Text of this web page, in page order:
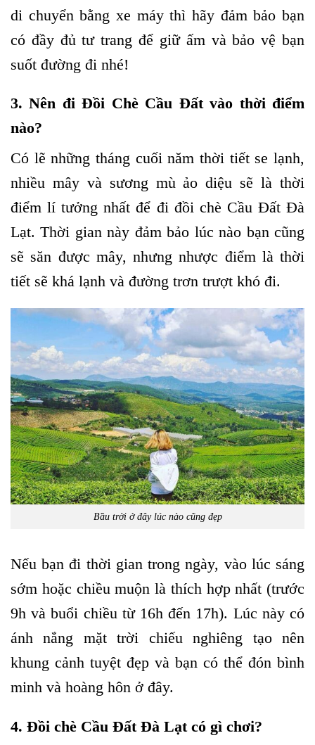
di chuyển bằng xe máy thì hãy đảm bảo bạn
có đầy đủ tư trang để giữ ấm và bảo vệ bạn
suốt đường đi nhé!
3. Nên đi Đồi Chè Cầu Đất vào thời điểm
nào?
Có lẽ những tháng cuối năm thời tiết se lạnh,
nhiều mây và sương mù ảo diệu sẽ là thời
điểm lí tưởng nhất để đi đồi chè Cầu Đất Đà
Lạt. Thời gian này đảm bảo lúc nào bạn cũng
sẽ săn được mây, nhưng nhược điểm là thời
tiết sẽ khá lạnh và đường trơn trượt khó đi.
Bầu trời ở đây lúc nào cũng đẹp
Nếu bạn đi thời gian trong ngày, vào lúc sáng
sớm hoặc chiều muộn là thích hợp nhất (trước
9h và buổi chiều từ 16h đến 17h). Lúc này có
ánh nắng mặt trời chiếu nghiêng tạo nên
khung cảnh tuyệt đẹp và bạn có thể đón bình
minh và hoàng hôn ở đây.
4. Đồi chè Cầu Đất Đà Lạt có gì chơi?